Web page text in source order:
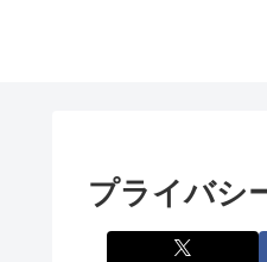
プライバシ